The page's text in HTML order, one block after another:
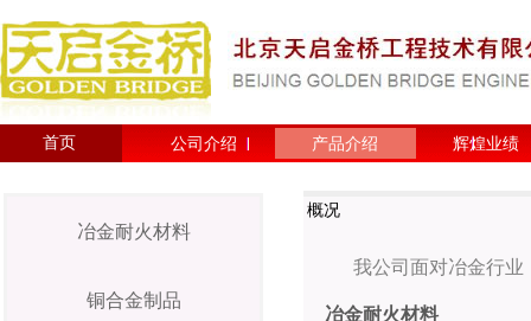
公司介绍 产品介绍 辉煌业绩
首页
冶金耐火材料
铜合金制品
我公司面对冶金行业
冶金耐火材料
概况